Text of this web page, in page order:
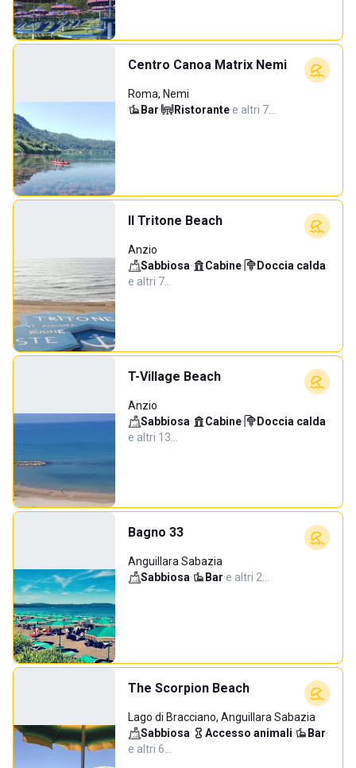
Centro Canoa Matrix Nemi
Roma, Nemi
Bar· Ristorante·e altri 7…
Il Tritone Beach
Anzio
Sabbiosa· Cabine· Doccia calda·
e altri 7…
T-Village Beach
Anzio
Sabbiosa· Cabine· Doccia calda·
e altri 13…
Bagno 33
Anguillara Sabazia
Sabbiosa· Bar·e altri 2…
The Scorpion Beach
Lago di Bracciano, Anguillara Sabazia
Sabbiosa· Accesso animali· Bar·
e altri 6…